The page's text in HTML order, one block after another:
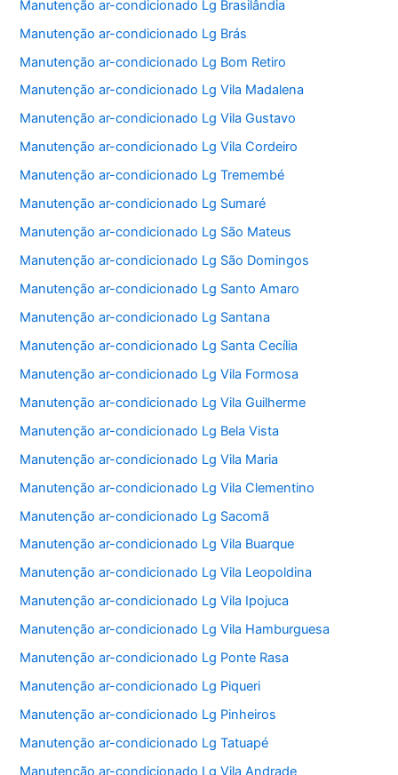
Manutenção ar-condicionado Lg Brasilândia
Manutenção ar-condicionado Lg Brás
Manutenção ar-condicionado Lg Bom Retiro
Manutenção ar-condicionado Lg Vila Madalena
Manutenção ar-condicionado Lg Vila Gustavo
Manutenção ar-condicionado Lg Vila Cordeiro
Manutenção ar-condicionado Lg Tremembé
Manutenção ar-condicionado Lg Sumaré
Manutenção ar-condicionado Lg São Mateus
Manutenção ar-condicionado Lg São Domingos
Manutenção ar-condicionado Lg Santo Amaro
Manutenção ar-condicionado Lg Santana
Manutenção ar-condicionado Lg Santa Cecília
Manutenção ar-condicionado Lg Vila Formosa
Manutenção ar-condicionado Lg Vila Guilherme
Manutenção ar-condicionado Lg Bela Vista
Manutenção ar-condicionado Lg Vila Maria
Manutenção ar-condicionado Lg Vila Clementino
Manutenção ar-condicionado Lg Sacomã
Manutenção ar-condicionado Lg Vila Buarque
Manutenção ar-condicionado Lg Vila Leopoldina
Manutenção ar-condicionado Lg Vila Ipojuca
Manutenção ar-condicionado Lg Vila Hamburguesa
Manutenção ar-condicionado Lg Ponte Rasa
Manutenção ar-condicionado Lg Piqueri
Manutenção ar-condicionado Lg Pinheiros
Manutenção ar-condicionado Lg Tatuapé
Manutenção ar-condicionado Lg Vila Andrade